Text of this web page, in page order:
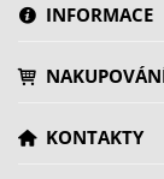
INFORMACE
KONTAKTY